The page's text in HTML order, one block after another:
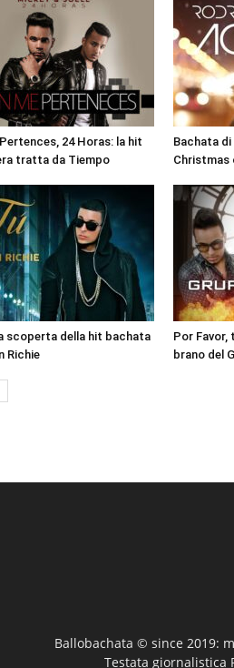
24 Horas: la hit
tratta da Tiempo
Bachata
Christmas
scoperta della hit bachata
Richie
Por Favor,
brano del
Ballobachata © since 2019:
Testata giornalistica